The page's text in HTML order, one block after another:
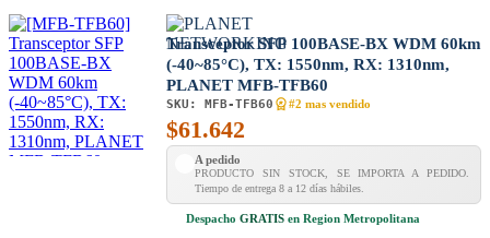
Transceptor SFP 100BASE-BX WDM 60km
(-40~85°C), TX: 1550nm, RX: 1310nm,
PLANET MFB-TFB60
SKU: MFB-TFB60 #2 mas vendido
$61.642
A pedido
PRODUCTO SIN STOCK, SE IMPORTA A PEDIDO.
Tiempo de entrega 8 a 12 días hábiles.
Despacho GRATIS en Region Metropolitana